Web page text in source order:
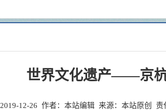
世界文化遗产——京
2019-12-26 作者：本站编辑 来源： 本站原创 责